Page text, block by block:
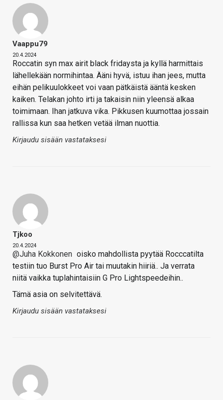
Vaappu79
20.4.2024
Roccatin syn max airit black fridaysta ja kyllä harmittais
lähellekään normihintaa. Ääni hyvä, istuu ihan jees, mutta
eihän pelikuulokkeet voi vaan pätkäistä ääntä kesken
kaiken. Telakan johto irti ja takaisin niin yleensä alkaa
toimimaan. Ihan jatkuva vika. Pikkusen kuumottaa jossain
rallissa kun saa hetken vetää ilman nuottia.
Kirjaudu sisään vastataksesi
Tjkoo
20.4.2024
@Juha Kokkonen oisko mahdollista pyytää Rocccatilta
testiin tuo Burst Pro Air tai muutakin hiiriä.. Ja verrata
niitä vaikka tuplahintaisiin G Pro Lightspeedeihin..
Tämä asia on selvitettävä.
Kirjaudu sisään vastataksesi